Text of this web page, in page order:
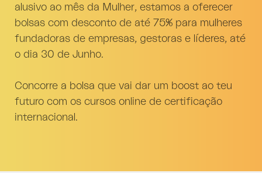
alusivo ao mês da Mulher, estamos a oferecer
bolsas com desconto de até 75% para mulheres
fundadoras de empresas, gestoras e líderes, até
o dia 30 de Junho.
Concorre a bolsa que vai dar um boost ao teu
futuro com os cursos online de certificação
internacional.